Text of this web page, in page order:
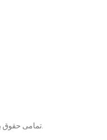
© 2025 تمامی حقوق برای دوریکا محفوظ است.